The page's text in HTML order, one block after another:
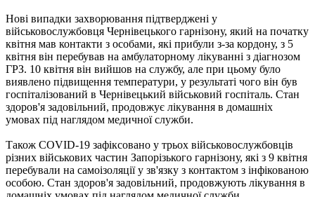
Нові випадки захворювання підтверджені у
військовослужбовця Чернівецького гарнізону, який на початку
квітня мав контакти з особами, які прибули з-за кордону, з 5
квітня він перебував на амбулаторному лікуванні з діагнозом
ГРЗ. 10 квітня він вийшов на службу, але при цьому було
виявлено підвищення температури, у результаті чого він був
госпіталізований в Чернівецький військовий госпіталь. Стан
здоров'я задовільний, продовжує лікування в домашніх
умовах під наглядом медичної служби.
Також COVID-19 зафіксовано у трьох військовослужбовців
різних військових частин Запорізького гарнізону, які з 9 квітня
перебували на самоізоляції у зв'язку з контактом з інфікованою
особою. Стан здоров'я задовільний, продовжують лікування в